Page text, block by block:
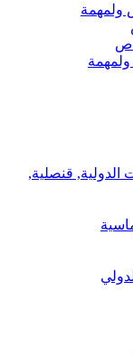
ولمهمة
الدولية, قنصلية,